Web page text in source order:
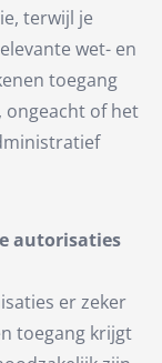
terwijl je
wet- en
toegang
ongeacht of het
autorisaties
er zeker
toegang krijgt